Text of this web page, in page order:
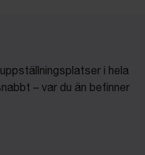
i hela
– var du än befinner